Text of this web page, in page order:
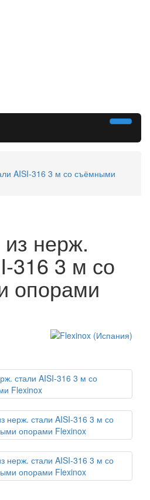
AISI-316 3 м со съёмными
нерж.
316 3 м со
опорами